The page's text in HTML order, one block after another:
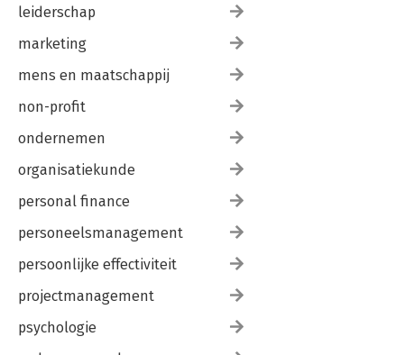
leiderschap
marketing
mens en maatschappij
non-profit
ondernemen
organisatiekunde
personal finance
personeelsmanagement
persoonlijke effectiviteit
projectmanagement
psychologie